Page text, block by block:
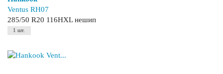
Ventus RH07
285/50 R20 116HXL нешип
1 шт.